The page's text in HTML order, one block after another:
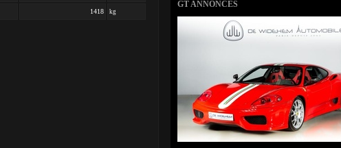
1418 kg
GT ANNONCES